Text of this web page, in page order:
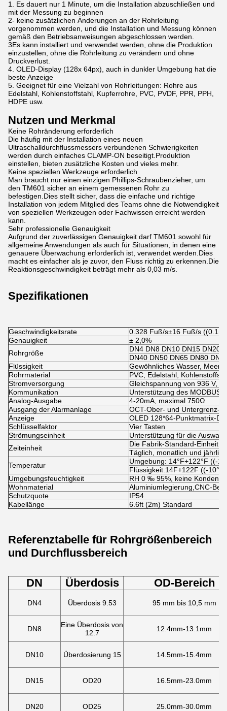
1. Es dauert nur 1 Minute, um die Installation abzuschließen und
mit der Messung zu beginnen
2- keine zusätzlichen Änderungen an der Rohrleitung
vorgenommen werden, und die Installation und Messung können
gemäß den Betriebsanweisungen abgeschlossen werden.
3Es kann installiert und verwendet werden, ohne die Produktion
einzustellen, ohne die Rohrleitung zu verändern und ohne
Druckverlust.
4. OLED-Display (128x 64px), auch in dunkler Umgebung hat die
beste Anzeige
5. Geeignet für eine Vielzahl von Rohrleitungen: Rohre aus
Edelstahl, Kohlenstoffstahl, Kupferrohre, PVC, PVDF, PPR, PPH,
HDPE usw.
Nutzen und Merkmal
Keine Rohränderung erforderlich
Die häufig mit der Installation eines neuen
Ultraschalldurchflussmessers verbundenen Schwierigkeiten
werden durch einfaches CLAMP-ON beseitigt.Produktion
einstellen, bieten zusätzliche Kosten und vieles mehr.
Keine speziellen Werkzeuge erforderlich
Man braucht nur einen einzigen Phillips-Schraubenzieher, um
den TM601 sicher an einem gemessenen Rohr zu
befestigen.Dies stellt sicher, dass die einfache und richtige
Installation von jedem Mitglied des Teams ohne die Notwendigkeit
von speziellen Werkzeugen oder Fachwissen erreicht werden
kann.
Sehr professionelle Genauigkeit
Aufgrund der zuverlässigen Genauigkeit darf TM601 sowohl für
allgemeine Anwendungen als auch für Situationen, in denen eine
genauere Überwachung erforderlich ist, verwendet werden.Dies
macht es einfacher als je zuvor, den Fluss richtig zu erkennen.Die
Reaktionsgeschwindigkeit beträgt mehr als 0,03 m/s.
Spezifikationen
Geschwindigkeitsrate
0.328 Fuß/s±16 Fuß/s
Genauigkeit
± 2,0%
Rohrgröße
DN4 DN8 DN10 DN15 DN20
DN40 DN50 DN65 DN80
Flüssigkeit
Gewöhnliches Wasser,
Rohrmaterial
PVC, Edelstahl,
Stromversorgung
Gleichspannung von 936 V,
Kommunikation
Unterstützung des MODBUS-
Analog-Ausgabe
4-20mA, maximal 750Ω
Ausgang der Alarmanlage
OCT-Ober- und Untergrenz-
Anzeige
OLED 128*64-Punktmatrix-
Schlüsselfaktor
Vier Tasten
Strömungseinheit
Unterstützung für die
Zeiteinheit
Die Fabrik-Standard-Einheit
Täglich, monatlich und jährlich
Temperatur
Umgebung: 14°F+122°F ((-
Flüssigkeit:14F+122F ((-
Umgebungsfeuchtigkeit
RH 0 ‰ 95%, keine
Wohnmaterial
Aluminiumlegierung,CNC-
Schutzquote
IP54
Kabellänge
6.6ft (2m) Standard
Referenztabelle für Rohrgrößenbereich
und Durchflussbereich
DN Überdosis OD-Bereich
DN4 Überdosis 9.53 95 mm bis 10,5 mm
DN8
Eine Überdosis von
12.7
12.4mm-13.1mm
DN10 Überdosierung 15 14.5mm-15.4mm
DN15 OD20 16.5mm-23.0mm
DN20 OD25 25.0mm-30.0mm